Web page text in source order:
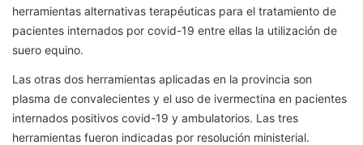
herramientas alternativas terapéuticas para el tratamiento de
pacientes internados por covid-19 entre ellas la utilización de
suero equino.
Las otras dos herramientas aplicadas en la provincia son
plasma de convalecientes y el uso de ivermectina en pacientes
internados positivos covid-19 y ambulatorios. Las tres
herramientas fueron indicadas por resolución ministerial.